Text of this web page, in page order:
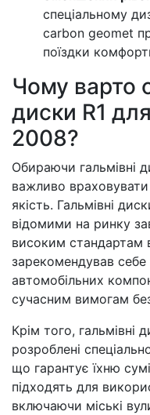
спеціальному
carbon geomet
поїздки
Чому варто
диски R1
2008?
Обираючи гальмівні
важливо
якість. Гальмівні
відомими на ринку
високим стандартам
зарекомендував себе
автомобільних
сучасним вимогам
Крім того, гальмівні
розроблені
що гарантує їхню
підходять для
включаючи міські